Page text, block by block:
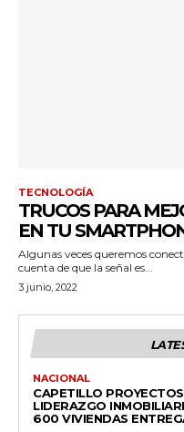
TECNOLOGÍA
TRUCOS PARA
EN TU
Algunas veces queremos
cuenta de que la señal es...
3 junio, 2022
NACIONAL
CAPETILLO
LIDERAZGO
600 VIVIENDAS